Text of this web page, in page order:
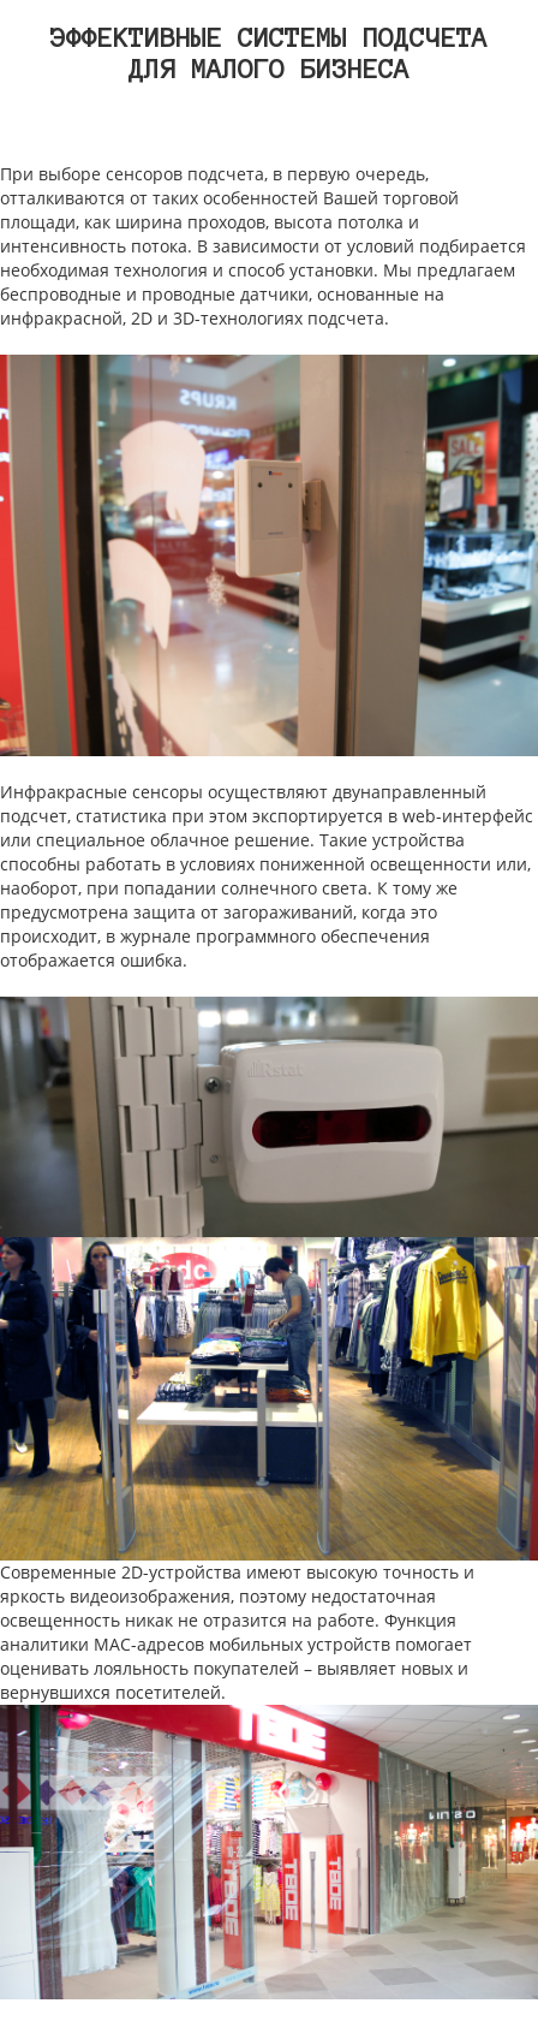
ЭФФЕКТИВНЫЕ СИСТЕМЫ ПОДСЧЕТА
ДЛЯ МАЛОГО БИЗНЕСА
При выборе сенсоров подсчета, в первую очередь,
отталкиваются от таких особенностей Вашей торговой
площади, как ширина проходов, высота потолка и
интенсивность потока. В зависимости от условий подбирается
необходимая технология и способ установки. Мы предлагаем
беспроводные и проводные датчики, основанные на
инфракрасной, 2D и 3D-технологиях подсчета.
Инфракрасные сенсоры осуществляют двунаправленный
подсчет, статистика при этом экспортируется в web-интерфейс
или специальное облачное решение. Такие устройства
способны работать в условиях пониженной освещенности или,
наоборот, при попадании солнечного света. К тому же
предусмотрена защита от загораживаний, когда это
происходит, в журнале программного обеспечения
отображается ошибка.
Современные 2D-устройства имеют высокую точность и
яркость видеоизображения, поэтому недостаточная
освещенность никак не отразится на работе. Функция
аналитики MAC-адресов мобильных устройств помогает
оценивать лояльность покупателей – выявляет новых и
вернувшихся посетителей.